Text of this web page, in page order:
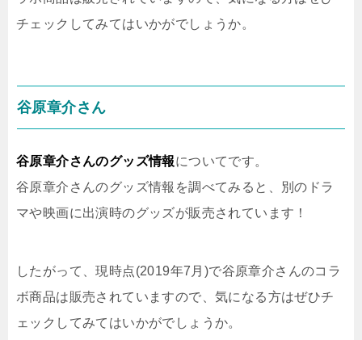
チェックしてみてはいかがでしょうか。
谷原章介さん
谷原章介さんのグッズ情報についてです。
谷原章介さんのグッズ情報を調べてみると、別のドラ
マや映画に出演時のグッズが販売されています！
したがって、現時点(2019年7月)で谷原章介さんのコラ
ボ商品は販売されていますので、気になる方はぜひチ
ェックしてみてはいかがでしょうか。